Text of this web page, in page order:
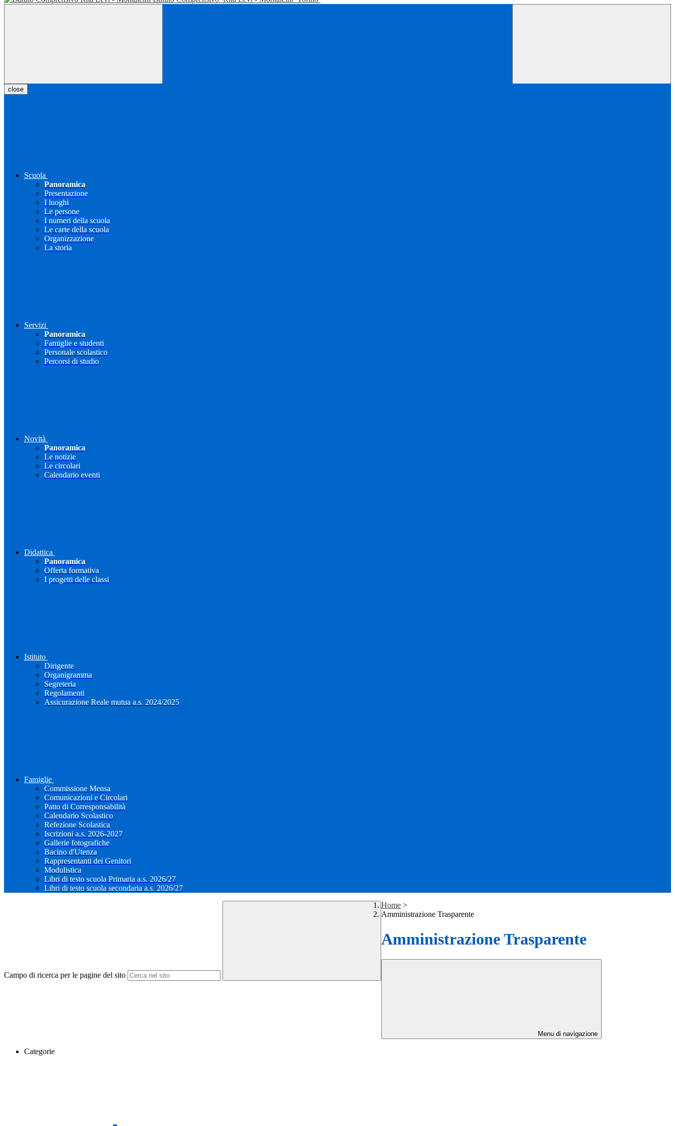
close
Scuola
Panoramica
Presentazione
I luoghi
Le persone
I numeri della scuola
Le carte della scuola
Organizzazione
La storia
Servizi
Panoramica
Famiglie e studenti
Personale scolastico
Percorsi di studio
Novità
Panoramica
Le notizie
Le circolari
Calendario eventi
Didattica
Panoramica
Offerta formativa
I progetti delle classi
Istituto
Dirigente
Organigramma
Segreteria
Regolamenti
Assicurazione Reale mutua a.s. 2024/2025
Famiglie
Commissione Mensa
Comunicazioni e Circolari
Patto di Corresponsabilità
Calendario Scolastico
Refezione Scolastica
Iscrizioni a.s. 2026-2027
Gallerie fotografiche
Bacino d'Utenza
Rappresentanti dei Genitori
Modulistica
Libri di testo scuola Primaria a.s. 2026/27
Libri di testo scuola secondaria a.s. 2026/27
Campo di ricerca per le pagine del sito
Home >
Amministrazione Trasparente
Amministrazione Trasparente
Menu di navigazione
Categorie